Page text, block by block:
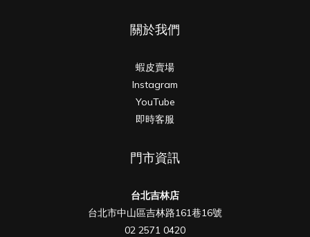
關於我們
蝦皮賣場
Instagram
YouTube
即時客服
門市資訊
台北吉林店
台北市中山區吉林路161巷16號
02 2571 0420